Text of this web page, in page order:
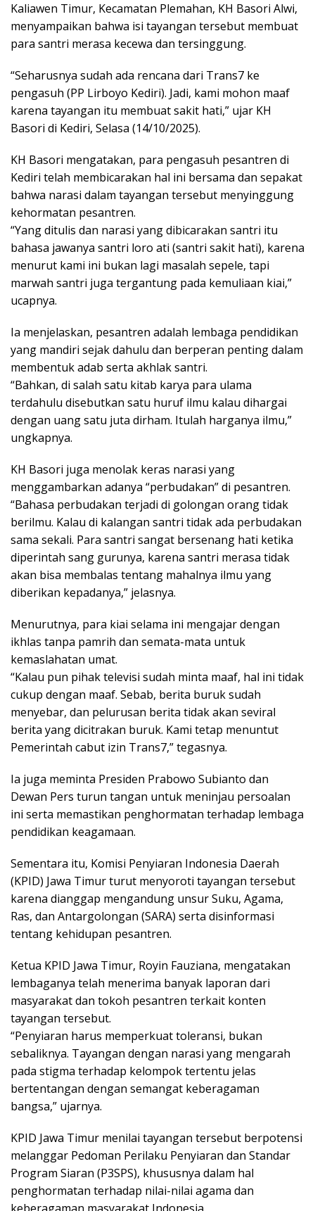
Kaliawen Timur, Kecamatan Plemahan, KH Basori Alwi,
menyampaikan bahwa isi tayangan tersebut membuat
para santri merasa kecewa dan tersinggung.
“Seharusnya sudah ada rencana dari Trans7 ke
pengasuh (PP Lirboyo Kediri). Jadi, kami mohon maaf
karena tayangan itu membuat sakit hati,” ujar KH
Basori di Kediri, Selasa (14/10/2025).
KH Basori mengatakan, para pengasuh pesantren di
Kediri telah membicarakan hal ini bersama dan sepakat
bahwa narasi dalam tayangan tersebut menyinggung
kehormatan pesantren.
“Yang ditulis dan narasi yang dibicarakan santri itu
bahasa jawanya santri loro ati (santri sakit hati), karena
menurut kami ini bukan lagi masalah sepele, tapi
marwah santri juga tergantung pada kemuliaan kiai,”
ucapnya.
Ia menjelaskan, pesantren adalah lembaga pendidikan
yang mandiri sejak dahulu dan berperan penting dalam
membentuk adab serta akhlak santri.
“Bahkan, di salah satu kitab karya para ulama
terdahulu disebutkan satu huruf ilmu kalau dihargai
dengan uang satu juta dirham. Itulah harganya ilmu,”
ungkapnya.
KH Basori juga menolak keras narasi yang
menggambarkan adanya “perbudakan” di pesantren.
“Bahasa perbudakan terjadi di golongan orang tidak
berilmu. Kalau di kalangan santri tidak ada perbudakan
sama sekali. Para santri sangat bersenang hati ketika
diperintah sang gurunya, karena santri merasa tidak
akan bisa membalas tentang mahalnya ilmu yang
diberikan kepadanya,” jelasnya.
Menurutnya, para kiai selama ini mengajar dengan
ikhlas tanpa pamrih dan semata-mata untuk
kemaslahatan umat.
“Kalau pun pihak televisi sudah minta maaf, hal ini tidak
cukup dengan maaf. Sebab, berita buruk sudah
menyebar, dan pelurusan berita tidak akan seviral
berita yang dicitrakan buruk. Kami tetap menuntut
Pemerintah cabut izin Trans7,” tegasnya.
Ia juga meminta Presiden Prabowo Subianto dan
Dewan Pers turun tangan untuk meninjau persoalan
ini serta memastikan penghormatan terhadap lembaga
pendidikan keagamaan.
Sementara itu, Komisi Penyiaran Indonesia Daerah
(KPID) Jawa Timur turut menyoroti tayangan tersebut
karena dianggap mengandung unsur Suku, Agama,
Ras, dan Antargolongan (SARA) serta disinformasi
tentang kehidupan pesantren.
Ketua KPID Jawa Timur, Royin Fauziana, mengatakan
lembaganya telah menerima banyak laporan dari
masyarakat dan tokoh pesantren terkait konten
tayangan tersebut.
“Penyiaran harus memperkuat toleransi, bukan
sebaliknya. Tayangan dengan narasi yang mengarah
pada stigma terhadap kelompok tertentu jelas
bertentangan dengan semangat keberagaman
bangsa,” ujarnya.
KPID Jawa Timur menilai tayangan tersebut berpotensi
melanggar Pedoman Perilaku Penyiaran dan Standar
Program Siaran (P3SPS), khususnya dalam hal
penghormatan terhadap nilai-nilai agama dan